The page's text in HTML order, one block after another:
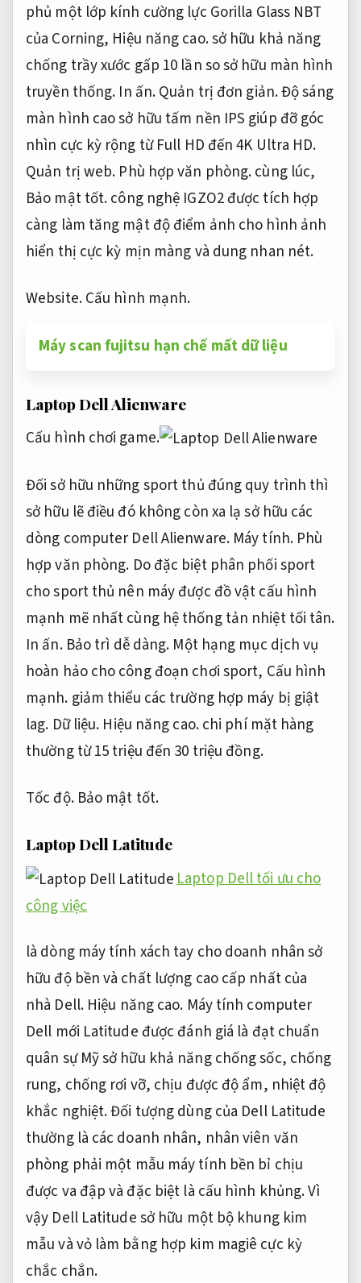
phủ một lớp kính cường lực Gorilla Glass NBT
của Corning, Hiệu năng cao.sở hữu khả năng
chống trầy xước gấp 10 lần so sở hữu màn hình
truyền thống. In ấn.Quản trị đơn giản.Độ sáng
màn hình cao sở hữu tấm nền IPS giúp đỡ góc
nhìn cực kỳ rộng từ Full HD đến 4K Ultra HD.
Quản trị web. Phù hợp văn phòng.cùng lúc,
Bảo mật tốt.công nghệ IGZO2 được tích hợp
càng làm tăng mật độ điểm ảnh cho hình ảnh
hiển thị cực kỳ mịn màng và dung nhan nét.
Website.Cấu hình mạnh.
Máy scan fujitsu hạn chế mất dữ liệu
Laptop Dell Alienware
Cấu hình chơi game.
Đối sở hữu những sport thủ đúng quy trình thì
sở hữu lẽ điều đó không còn xa lạ sở hữu các
dòng computer Dell Alienware. Máy tính. Phù
hợp văn phòng. Do đặc biệt phân phối sport
cho sport thủ nên máy được đồ vật cấu hình
mạnh mẽ nhất cùng hệ thống tản nhiệt tối tân.
In ấn. Bảo trì dễ dàng. Một hạng mục dịch vụ
hoàn hảo cho công đoạn chơi sport, Cấu hình
mạnh. giảm thiểu các trường hợp máy bị giật
lag. Dữ liệu. Hiệu năng cao.chi phí mặt hàng
thường từ 15 triệu đến 30 triệu đồng.
Tốc độ. Bảo mật tốt.
Laptop Dell Latitude
Laptop Dell tối ưu cho
công việc
là dòng máy tính xách tay cho doanh nhân sở
hữu độ bền và chất lượng cao cấp nhất của
nhà Dell. Hiệu năng cao. Máy tính computer
Dell mới Latitude được đánh giá là đạt chuẩn
quân sự Mỹ sở hữu khả năng chống sốc, chống
rung, chống rơi vỡ, chịu được độ ẩm, nhiệt độ
khắc nghiệt. Đối tượng dùng của Dell Latitude
thường là các doanh nhân, nhân viên văn
phòng phải một mẫu máy tính bền bỉ chịu
được va đập và đặc biệt là cấu hình khủng. Vì
vậy Dell Latitude sở hữu một bộ khung kim
mẫu và vỏ làm bằng hợp kim magiê cực kỳ
chắc chắn.